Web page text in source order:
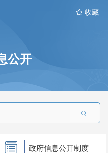
 收藏
公开

政府信息公开制度